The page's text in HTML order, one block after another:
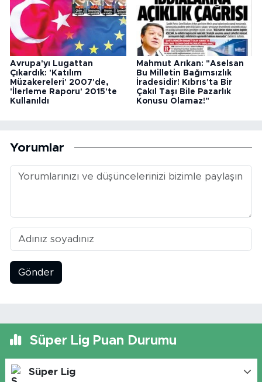
Avrupa'yı Lugattan
Çıkardık: 'Katılım
Müzakereleri' 2007'de,
'İlerleme Raporu' 2015'te
Kullanıldı
Mahmut Arıkan: "Aselsan
Bu Milletin Bağımsızlık
İradesidir! Kıbrıs'ta Bir
Çakıl Taşı Bile Pazarlık
Konusu Olamaz!"
Yorumlar
Gönder
Süper Lig Puan Durumu
Süper Lig